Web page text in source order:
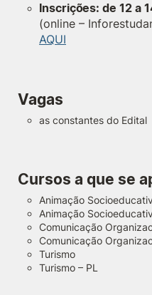
Inscrições: de 12 a
(online –
AQUI
Vagas
as constantes do Edital
Cursos a que se
Animação
Animação
Comunicação
Comunicação
Turismo
Turismo – PL